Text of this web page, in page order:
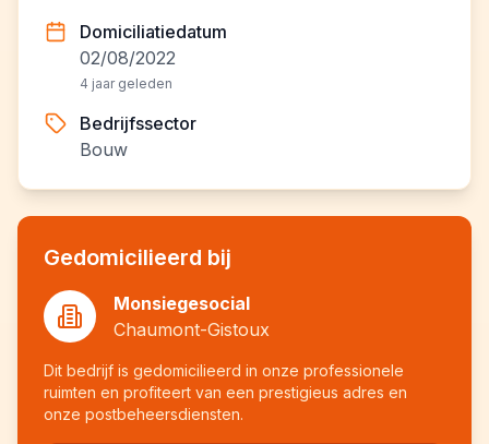
Domiciliatiedatum
02/08/2022
4 jaar geleden
Bedrijfssector
Bouw
Gedomicilieerd bij
Monsiegesocial
Chaumont-Gistoux
Dit bedrijf is gedomicilieerd in onze professionele
ruimten en profiteert van een prestigieus adres en
onze postbeheersdiensten.